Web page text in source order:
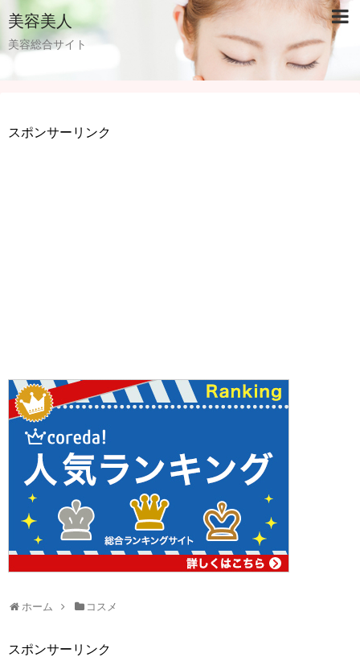
美容美人
美容総合サイト
スポンサーリンク
ホーム コスメ
スポンサーリンク